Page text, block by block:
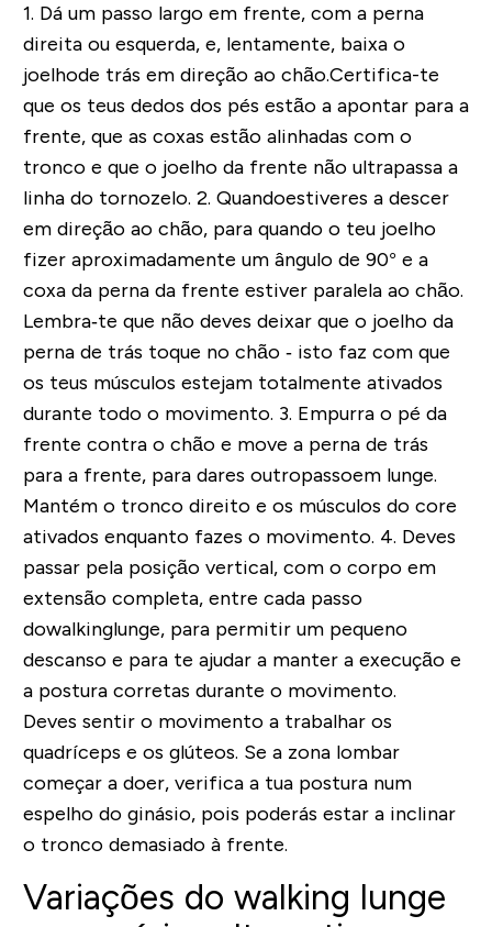
1. Dá um passo largo em frente, com a perna
direita ou esquerda, e, lentamente, baixa o
joelhode trás em direção ao chão.Certifica-te
que os teus dedos dos pés estão a apontar para a
frente, que as coxas estão alinhadas com o
tronco e que o joelho da frente não ultrapassa a
linha do tornozelo. 2. Quandoestiveres a descer
em direção ao chão, para quando o teu joelho
fizer aproximadamente um ângulo de 90° e a
coxa da perna da frente estiver paralela ao chão.
Lembra‐te que não deves deixar que o joelho da
perna de trás toque no chão ‐ isto faz com que
os teus músculos estejam totalmente ativados
durante todo o movimento. 3. Empurra o pé da
frente contra o chão e move a perna de trás
para a frente, para dares outropassoem lunge.
Mantém o tronco direito e os músculos do core
ativados enquanto fazes o movimento. 4. Deves
passar pela posição vertical, com o corpo em
extensão completa, entre cada passo
dowalkinglunge, para permitir um pequeno
descanso e para te ajudar a manter a execução e
a postura corretas durante o movimento.
Deves sentir o movimento a trabalhar os
quadríceps e os glúteos. Se a zona lombar
começar a doer, verifica a tua postura num
espelho do ginásio, pois poderás estar a inclinar
o tronco demasiado à frente.
Variações do walking lunge